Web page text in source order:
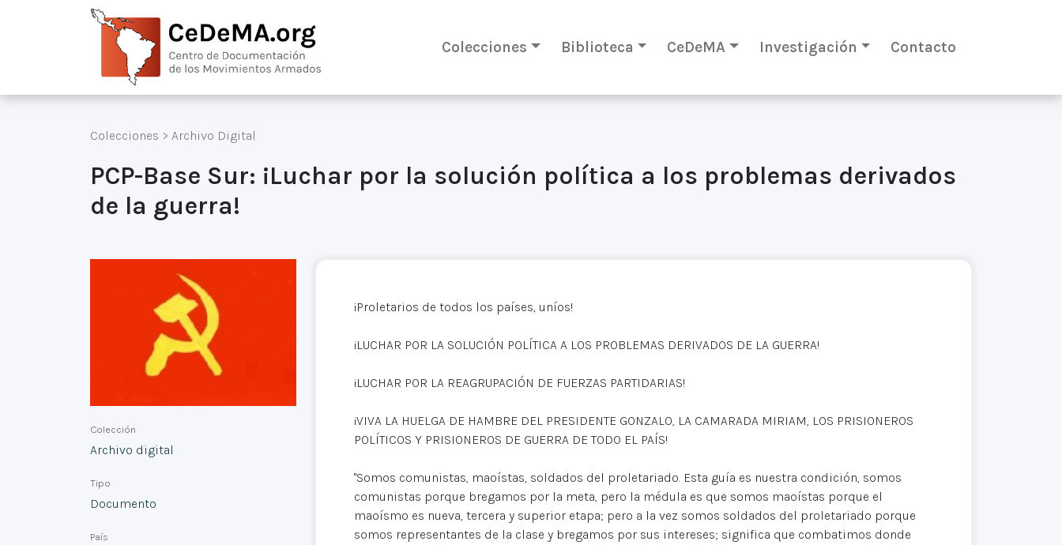
Colecciones Biblioteca CeDeMA Investigación Contacto
Colecciones > Archivo Digital
PCP-Base Sur: ¡Luchar por la solución política a los problemas derivados
de la guerra!
Colección
Archivo digital
Tipo
Documento
País
¡Proletarios de todos los países, uníos!
¡LUCHAR POR LA SOLUCIÓN POLÍTICA A LOS PROBLEMAS DERIVADOS DE LA GUERRA!
¡LUCHAR POR LA REAGRUPACIÓN DE FUERZAS PARTIDARIAS!
¡VIVA LA HUELGA DE HAMBRE DEL PRESIDENTE GONZALO, LA CAMARADA MIRIAM, LOS PRISIONEROS
POLÍTICOS Y PRISIONEROS DE GUERRA DE TODO EL PAÍS!
"Somos comunistas, maoístas, soldados del proletariado. Esta guía es nuestra condición, somos
comunistas porque bregamos por la meta, pero la médula es que somos maoístas porque el
maoísmo es nueva, tercera y superior etapa; pero a la vez somos soldados del proletariado porque
somos representantes de la clase y bregamos por sus intereses; significa que combatimos donde